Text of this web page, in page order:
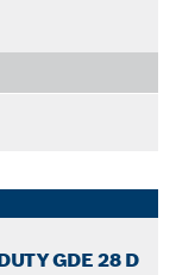
GDE 28 D